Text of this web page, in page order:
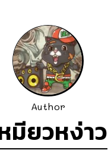
Author
มียวหง่าว